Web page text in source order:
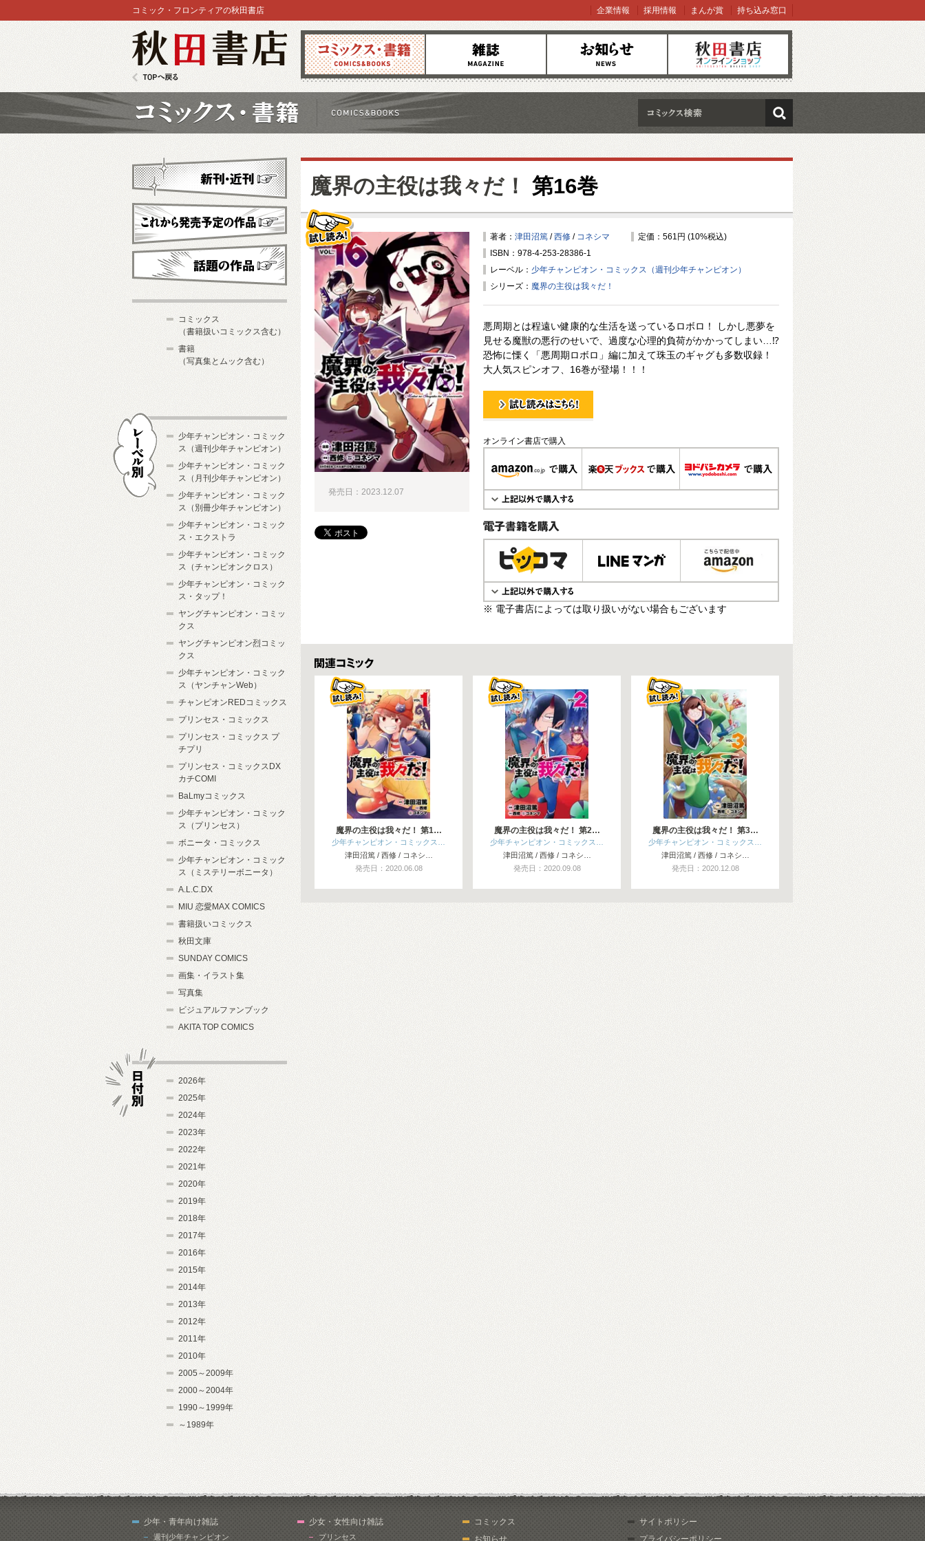
コミックス 雑誌 お知らせ オンラインショップ
コミック・フロンティアの秋田書店 企業情報 採用情報 まんが賞 持ち込み窓口
検索
魔界の主役は我々だ！ 第16巻
著者： 津田沼篤 /西修 / コネシマ
定価：561円 (10%税込)
ISBN：978-4-253-28386-1
レーベル： 少年チャンピオン・コミックス（週刊少年チャンピオン）
シリーズ： 魔界の主役は我々だ！
悪周期とは程遠い健康的な生活を送っているロボロ！ しかし悪夢を
見せる魔獣の悪行のせいで、過度な心理的負荷がかかってしまい…⁉
恐怖に慄く「悪周期ロボロ」編に加えて珠玉のギャグも多数収録！
大人気スピンオフ、16巻が登場！！！
試し読み！
オンライン書店で購入
電子書籍で購入
※ 電子書店によっては取り扱いがない場合もございます
発売日：2023.12.07
関連コミックス
魔界の主役は我々だ！ 第1…
少年チャンピオン・コミックス…
津田沼篤 / 西修 / コネシ…
発売日：2020.06.08
魔界の主役は我々だ！ 第2…
少年チャンピオン・コミックス…
津田沼篤 / 西修 / コネシ…
発売日：2020.09.08
魔界の主役は我々だ！ 第3…
少年チャンピオン・コミックス…
津田沼篤 / 西修 / コネシ…
発売日：2020.12.08
新刊・近刊
これから発売予定
コミックス
（書籍扱いコミックス含む）
書籍
（写真集とムック含む）
少年チャンピオン・コミック
ス（週刊少年チャンピオン）
少年チャンピオン・コミック
ス（月刊少年チャンピオン）
少年チャンピオン・コミック
ス（別冊少年チャンピオン）
少年チャンピオン・コミック
ス・エクストラ
少年チャンピオン・コミック
ス（チャンピオンクロス）
少年チャンピオン・コミック
ス・タップ！
ヤングチャンピオン・コミッ
クス
ヤングチャンピオン烈コミッ
クス
少年チャンピオン・コミック
ス（ヤンチャンWeb）
チャンピオンREDコミックス
プリンセス・コミックス
プリンセス・コミックス プ
チプリ
プリンセス・コミックスDX
カチCOMI
BaLmyコミックス
少年チャンピオン・コミック
ス（プリンセス）
ボニータ・コミックス
少年チャンピオン・コミック
ス（ミステリーボニータ）
A.L.C.DX
MIU 恋愛MAX COMICS
書籍扱いコミックス
秋田文庫
SUNDAY COMICS
画集・イラスト集
写真集
ビジュアルファンブック
AKITA TOP COMICS
2026年
2025年
2024年
2023年
2022年
2021年
2020年
2019年
2018年
2017年
2016年
2015年
2014年
2013年
2012年
2011年
2010年
2005～2009年
2000～2004年
1990～1999年
～1989年
少年・青年向け雑誌
週刊少年チャンピオン
少女・女性向け雑誌
プリンセス
コミックス
お知らせ
サイトポリシー
プライバシーポリシー